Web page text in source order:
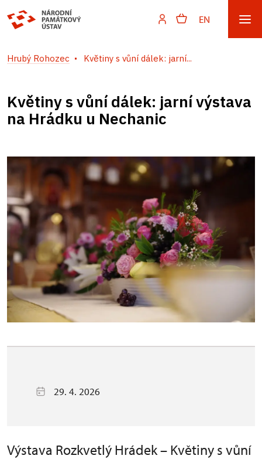
EN
Hrubý Rohozec Květiny s vůní dálek: jarní...
Květiny s vůní dálek: jarní výstava
na Hrádku u Nechanic
29. 4. 2026
Výstava Rozkvetlý Hrádek – Květiny s vůní